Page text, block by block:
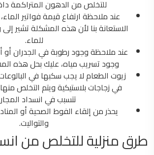
للتخلص من الدهون المتراكمة
عند ملاحظة ارتفاع قيمة فواتير
الاستعانة بنا لأن هذه المشكلة تشير
للماء.
عند ملاحظة وجود رطوبة في الجدران أو
وجود تسريب مياه، عليك بحل هذه
زيوت الطعام لا يجب سكبها في
في زجاجات بلاستيكية ويتم التخلص منها
تتسبب في انسداد
يحذر من إلقاء الفوط الصحية أو
والتواليت.
طرق منزلية للتخلص من